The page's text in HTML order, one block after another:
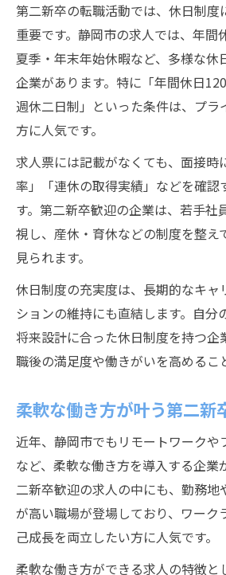
第二新卒の転職活動では、休日制度
重要です。静岡市の求人では、年間
夏季・年末年始休暇など、多様な休
企業があります。特に「年間休日
週休二日制」といった条件は、プラ
方に人気です。
求人票には記載がなくても、面接時
率」「連休の取得実績」などを確認
す。第二新卒歓迎の企業は、若手社
視し、産休・育休などの制度を整え
見られます。
休日制度の充実度は、長期的なキャ
ションの維持にも直結します。自分
将来設計に合った休日制度を持つ企
職後の満足度や働きがいを高めるこ
柔軟な働き方が叶う第二新
近年、静岡市でもリモートワークや
など、柔軟な働き方を導入する企業
二新卒歓迎の求人の中にも、勤務地
が高い職場が登場しており、ワーク
己成長を両立したい方に人気です。
柔軟な働き方ができる求人の特徴と